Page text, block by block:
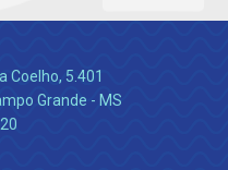
Coelho, 5.401
Grande - MS